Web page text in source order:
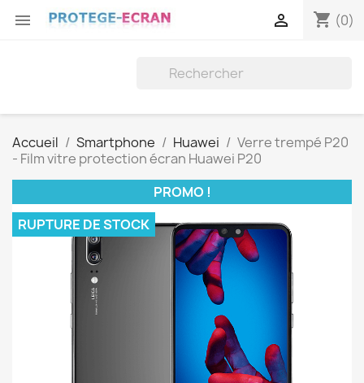
 shopping_cart (0)

Accueil Smartphone Huawei
Verre trempé P20
- Film vitre protection écran Huawei P20
PROMO !
RUPTURE DE STOCK